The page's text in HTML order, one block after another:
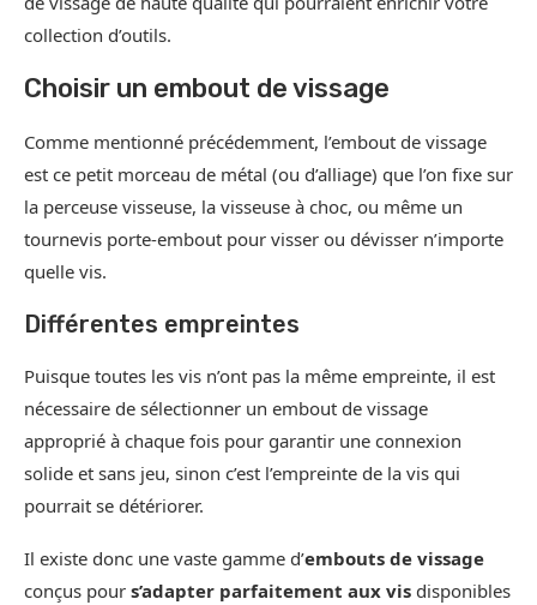
collection d’outils.
Choisir un embout de vissage
Comme mentionné précédemment, l’embout de vissage
est ce petit morceau de métal (ou d’alliage) que l’on fixe sur
la perceuse visseuse, la visseuse à choc, ou même un
tournevis porte-embout pour visser ou dévisser n’importe
quelle vis.
Différentes empreintes
Puisque toutes les vis n’ont pas la même empreinte, il est
nécessaire de sélectionner un embout de vissage
approprié à chaque fois pour garantir une connexion
solide et sans jeu, sinon c’est l’empreinte de la vis qui
pourrait se détériorer.
Il existe donc une vaste gamme d’embouts de vissage
conçus pour s’adapter parfaitement aux vis disponibles